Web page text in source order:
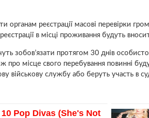
реєстрації масові перевірки
в місці проживання будуть
зобов’язати протягом 30 днів
про місце свого перебування повинні
військову службу або беруть участь в